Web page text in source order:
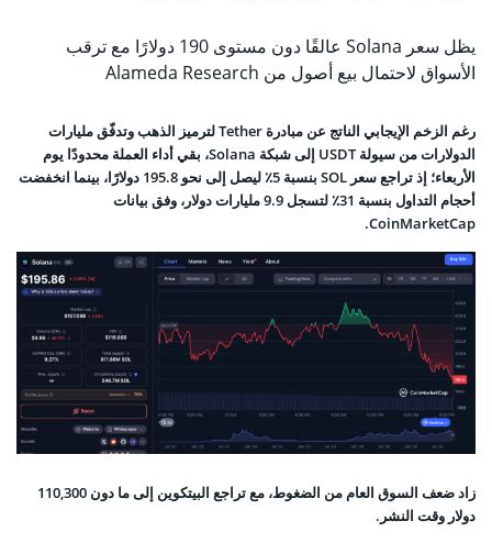
يظل سعر Solana عالقًا دون مستوى 190 دولارًا مع ترقب
الأسواق لاحتمال بيع أصول من Alameda Research
رغم الزخم الإيجابي الناتج عن مبادرة Tether لترميز الذهب وتدفّق مليارات
الدولارات من سيولة USDT إلى شبكة Solana، بقي أداء العملة محدودًا يوم
الأربعاء؛ إذ تراجع سعر SOL بنسبة 5٪ ليصل إلى نحو 195.8 دولارًا، بينما انخفضت
أحجام التداول بنسبة 31٪ لتسجل 9.9 مليارات دولار، وفق بيانات
CoinMarketCap.
زاد ضعف السوق العام من الضغوط، مع تراجع البيتكوين إلى ما دون 110,300
دولار وقت النشر.